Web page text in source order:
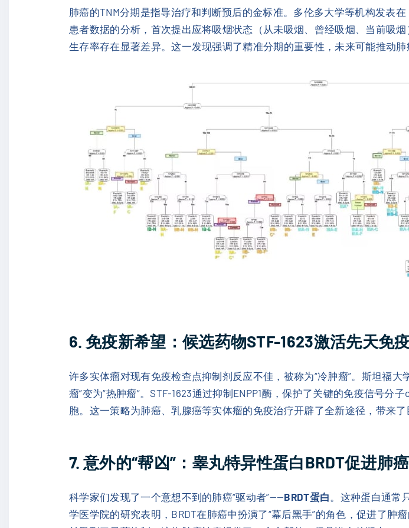
肺癌的TNM分期是指导治疗和判断预后的金标准。多伦多大学等机构发表
患者数据的分析，首次提出应将吸烟状态（从未吸烟、曾经吸烟、当前吸
生存率存在显著差异。这一发现强调了精准分期的重要性，未来可能推动
6. 免疫新希望：候选药物STF-1623激活先天免
许多实体瘤对现有免疫检查点抑制剂反应不佳，被称为“冷肿瘤”。斯坦福大
瘤”变为“热肿瘤”。STF-1623通过抑制ENPP1酶，保护了关键的免疫信号分
胞。这一策略为肺癌、乳腺癌等实体瘤的免疫治疗开辟了全新途径，带来了
7. 意外的“帮凶”：睾丸特异性蛋白BRDT促进肺
科学家们发现了一个意想不到的肺癌“驱动者”——BRDT蛋白
。这种蛋白通
学医学院的研究表明，BRDT在肺癌中扮演了“幕后黑手”的角色，促进了肿